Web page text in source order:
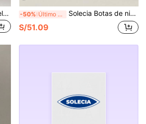
Solecia Zapatos de mujer con suela gruesa, zapatos de mujer tipo mule de punta cerrada color rosa rojo, zapatos planos cómodos de mujer, zapatos individuales de mujer -50% Último día Solecia Botas de nieve cómodas con suela gruesa y cálidas para mujer en invierno
S/51.09